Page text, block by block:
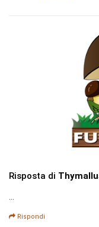
Risposta di
…
Rispondi